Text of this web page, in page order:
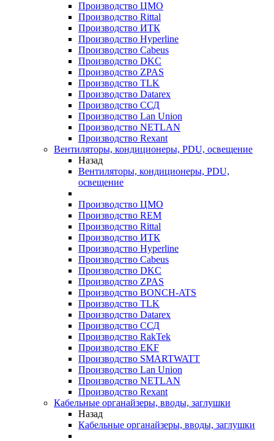
Производство ЦМО
Производство Rittal
Производство ИТК
Производство Hyperline
Производство Cabeus
Производство DKC
Производство ZPAS
Производство TLK
Производство Datarex
Производство ССД
Производство Lan Union
Производство NETLAN
Производство Rexant
Вентиляторы, кондиционеры, PDU, освещение
Назад
Вентиляторы, кондиционеры, PDU,
освещение
Производство ЦМО
Производство REM
Производство Rittal
Производство ИТК
Производство Hyperline
Производство Cabeus
Производство DKC
Производство ZPAS
Производство BONCH-ATS
Производство TLK
Производство Datarex
Производство ССД
Производство RakTek
Производство EKF
Производство SMARTWATT
Производство Lan Union
Производство NETLAN
Производство Rexant
Кабельные органайзеры, вводы, заглушки
Назад
Кабельные органайзеры, вводы, заглушки